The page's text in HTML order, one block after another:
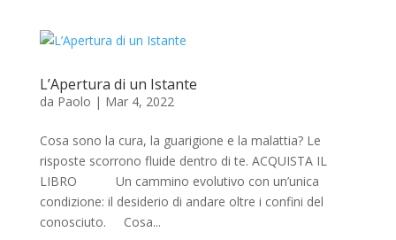
L’Apertura di un Istante
da Paolo | Mar 4, 2022
Cosa sono la cura, la guarigione e la malattia? Le
risposte scorrono fluide dentro di te. ACQUISTA IL
LIBRO Un cammino evolutivo con un’unica
condizione: il desiderio di andare oltre i confini del
conosciuto. Cosa...